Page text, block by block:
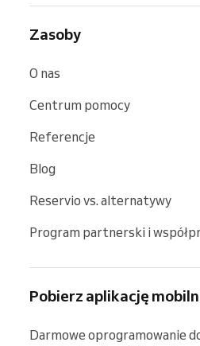
Zasoby
O nas
Centrum pomocy
Referencje
Blog
Reservio vs. alternatywy
Program partnerski i
Pobierz aplikację
Darmowe oprogramowanie